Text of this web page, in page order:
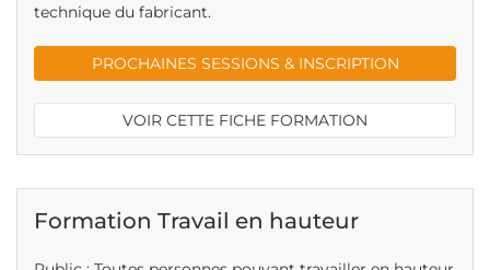
technique du fabricant.
PROCHAINES SESSIONS & INSCRIPTION
VOIR CETTE FICHE FORMATION
Formation Travail en hauteur